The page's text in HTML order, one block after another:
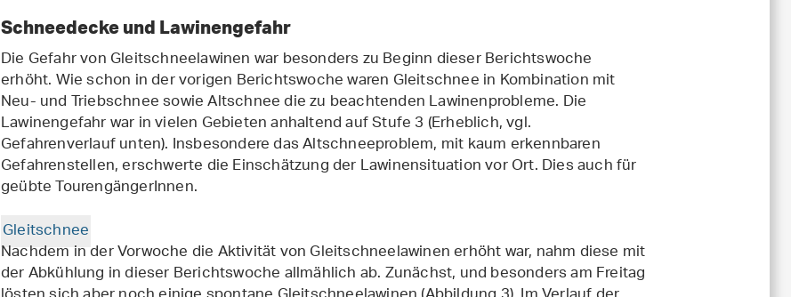
Schneedecke und Lawinengefahr
Die Gefahr von Gleitschneelawinen war besonders zu Beginn dieser Berichtswoche
erhöht. Wie schon in der vorigen Berichtswoche waren Gleitschnee in Kombination mit
Neu- und Triebschnee sowie Altschnee die zu beachtenden Lawinenprobleme. Die
Lawinengefahr war in vielen Gebieten anhaltend auf Stufe 3 (Erheblich, vgl.
Gefahrenverlauf unten). Insbesondere das Altschneeproblem, mit kaum erkennbaren
Gefahrenstellen, erschwerte die Einschätzung der Lawinensituation vor Ort. Dies auch für
geübte TourengängerInnen.
Gleitschnee
Nachdem in der Vorwoche die Aktivität von Gleitschneelawinen erhöht war, nahm diese mit
der Abkühlung in dieser Berichtswoche allmählich ab. Zunächst, und besonders am Freitag